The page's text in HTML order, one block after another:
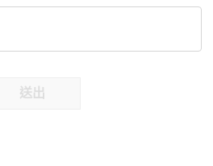
送出